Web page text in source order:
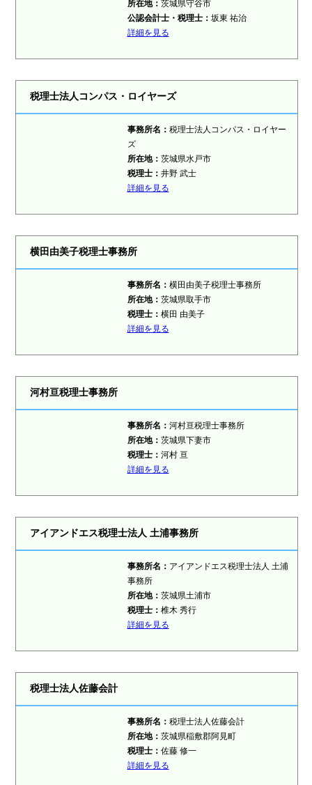
所在地： 茨城県守谷市
公認会計士・税理士： 坂東 祐治
詳細を見る
税理士法人コンパス・ロイヤーズ
事務所名： 税理士法人コンパス・ロイヤー
ズ
所在地： 茨城県水戸市
税理士： 井野 武士
詳細を見る
横田由美子税理士事務所
事務所名： 横田由美子税理士事務所
所在地： 茨城県取手市
税理士： 横田 由美子
詳細を見る
河村亘税理士事務所
事務所名： 河村亘税理士事務所
所在地： 茨城県下妻市
税理士： 河村 亘
詳細を見る
アイアンドエス税理士法人 土浦事務所
事務所名： アイアンドエス税理士法人 土浦
事務所
所在地： 茨城県土浦市
税理士： 椎木 秀行
詳細を見る
税理士法人佐藤会計
事務所名： 税理士法人佐藤会計
所在地： 茨城県稲敷郡阿見町
税理士： 佐藤 修一
詳細を見る